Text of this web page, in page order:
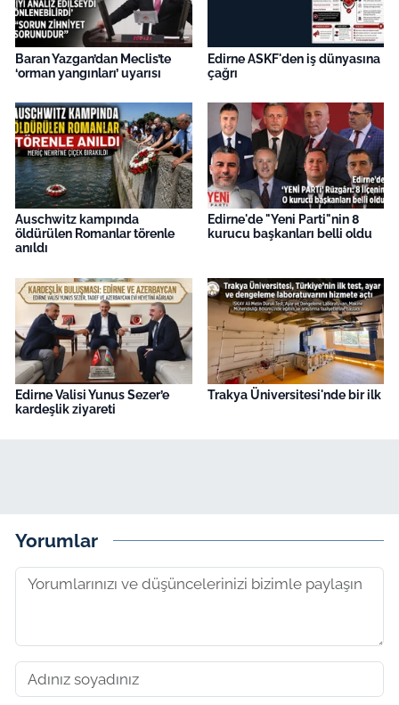
Baran Yazgan’dan Meclis’te
‘orman yangınları’ uyarısı
Edirne ASKF'den iş dünyasına
çağrı
Auschwitz kampında
öldürülen Romanlar törenle
anıldı
Edirne'de "Yeni Parti"nin 8
kurucu başkanları belli oldu
Edirne Valisi Yunus Sezer’e
kardeşlik ziyareti
Trakya Üniversitesi'nde bir ilk
Yorumlar